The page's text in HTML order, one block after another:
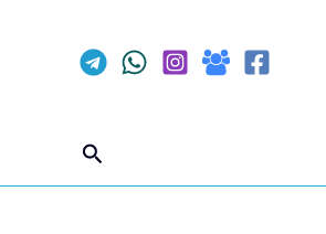
חיפוש